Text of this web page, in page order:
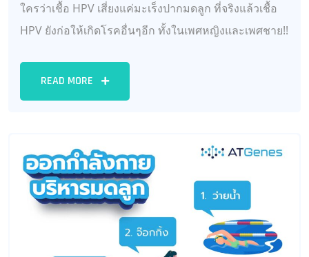
ใครว่าเชื้อ HPV เสี่ยงแค่มะเร็งปากมดลูก ที่จริงแล้วเชื้อ
HPV ยังก่อให้เกิดโรคอื่นๆอีก ทั้งในเพศหญิงและเพศชาย!!
READ MORE